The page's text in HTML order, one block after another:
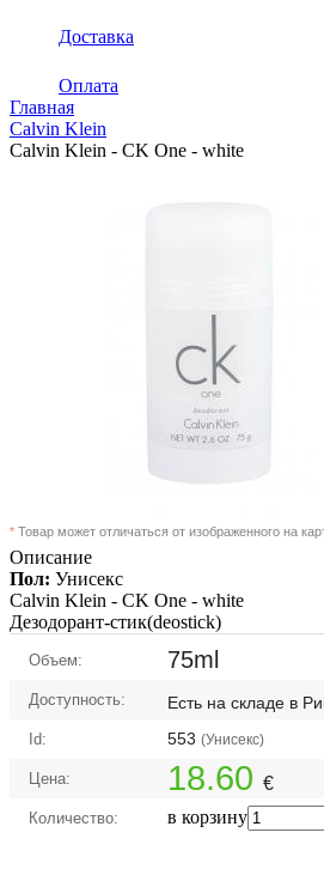
Доставка
Оплата
Главная
Calvin Klein
Calvin Klein - CK One - white
* Товар может отличаться от изображенного на
Описание
Пол: Унисекс
Calvin Klein - CK One - white
Дезодорант-стик(deostick)
Объем: 75ml
Доступность: Есть на складе в
Id: 553 (Унисекс)
Цена: 18.60 €
Количество: в корзину